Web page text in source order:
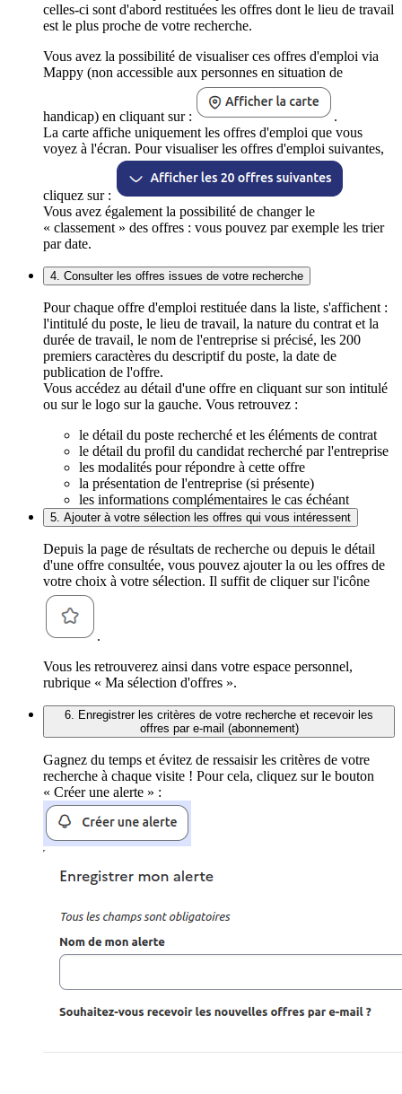
celles-ci sont d'abord restituées les offres dont le lieu de travail
est le plus proche de votre recherche.
Vous avez la possibilité de visualiser ces offres d'emploi via
Mappy (non accessible aux personnes en situation de
handicap) en cliquant sur :
.
La carte affiche uniquement les offres d'emploi que vous
voyez à l'écran. Pour visualiser les offres d'emploi suivantes,
cliquez sur :
Vous avez également la possibilité de changer le
« classement » des offres : vous pouvez par exemple les trier
par date.
4. Consulter les offres issues de votre recherche
Pour chaque offre d'emploi restituée dans la liste, s'affichent :
l'intitulé du poste, le lieu de travail, la nature du contrat et la
durée de travail, le nom de l'entreprise si précisé, les 200
premiers caractères du descriptif du poste, la date de
publication de l'offre.
Vous accédez au détail d'une offre en cliquant sur son intitulé
ou sur le logo sur la gauche. Vous retrouvez :
le détail du poste recherché et les éléments de contrat
le détail du profil du candidat recherché par l'entreprise
les modalités pour répondre à cette offre
la présentation de l'entreprise (si présente)
les informations complémentaires le cas échéant
5. Ajouter à votre sélection les offres qui vous intéressent
Depuis la page de résultats de recherche ou depuis le détail
d'une offre consultée, vous pouvez ajouter la ou les offres de
votre choix à votre sélection. Il suffit de cliquer sur l'icône
.
Vous les retrouverez ainsi dans votre espace personnel,
rubrique « Ma sélection d'offres ».
6. Enregistrer les critères de votre recherche et recevoir les
offres par e-mail (abonnement)
Gagnez du temps et évitez de ressaisir les critères de votre
recherche à chaque visite ! Pour cela, cliquez sur le bouton
« Créer une alerte » :